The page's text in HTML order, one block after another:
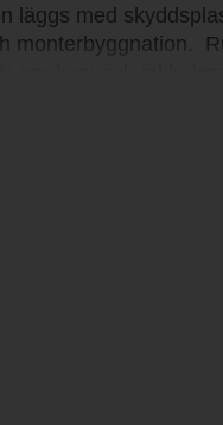
läggs med
monterbyggnation.
per kvm och